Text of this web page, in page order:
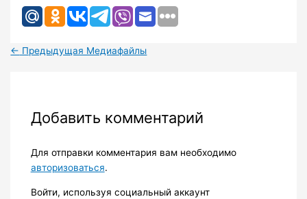
← Предыдущая Медиафайлы
Добавить комментарий
Для отправки комментария вам необходимо
авторизоваться.
Войти, используя социальный аккаунт